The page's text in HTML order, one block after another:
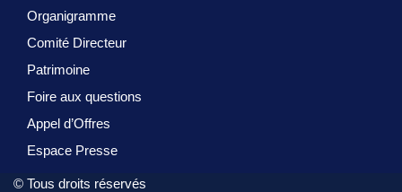
Organigramme
Comité Directeur
Patrimoine
Foire aux questions
Appel d’Offres
Espace Presse
© Tous droits réservés